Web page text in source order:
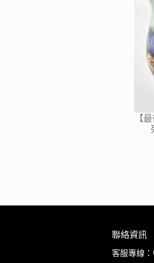
【
聯絡資訊
客服專線